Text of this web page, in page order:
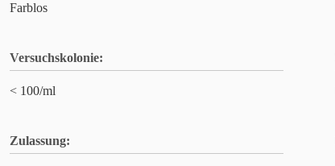
Farblos
Versuchskolonie:
< 100/ml
Zulassung: